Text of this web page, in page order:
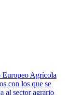
Agrícola
con los que se
al sector agrario